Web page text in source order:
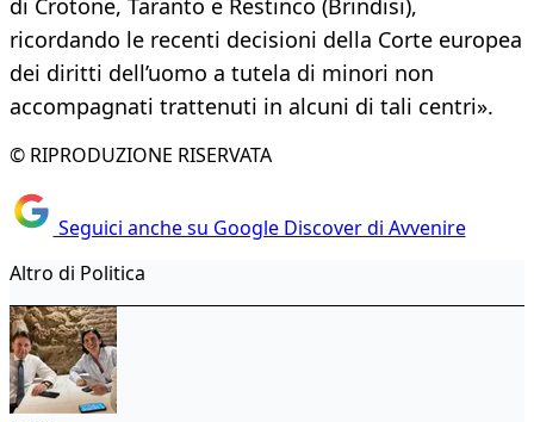
di Crotone, Taranto e Restinco (Brindisi),
ricordando le recenti decisioni della Corte europea
dei diritti dell’uomo a tutela di minori non
accompagnati trattenuti in alcuni di tali centri».
© RIPRODUZIONE RISERVATA
Seguici anche su Google Discover di Avvenire
Altro di Politica